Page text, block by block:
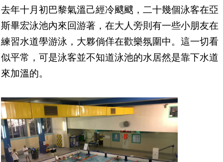
去年十月初巴黎氣溫己經冷颼颼，二十幾個泳客在亞
斯畢宏泳池內來回游著，在大人旁則有一些小朋友在
練習水道學游泳，大夥倘佯在歡樂氛圍中。這一切看
似平常，可是泳客並不知道泳池的水居然是靠下水道
來加溫的。